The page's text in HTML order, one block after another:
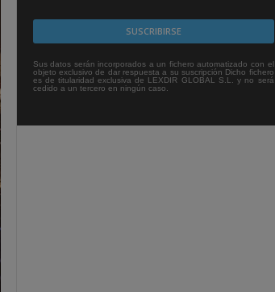
Sus datos serán incorporados a un fichero automatizado con el
objeto exclusivo de dar respuesta a su suscripción Dicho fichero
es de titularidad exclusiva de LEXDIR GLOBAL S.L. y no será
cedido a un tercero en ningún caso.